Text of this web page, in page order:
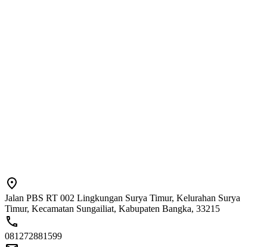
Jalan PBS RT 002 Lingkungan Surya Timur, Kelurahan Surya
Timur, Kecamatan Sungailiat, Kabupaten Bangka, 33215
081272881599